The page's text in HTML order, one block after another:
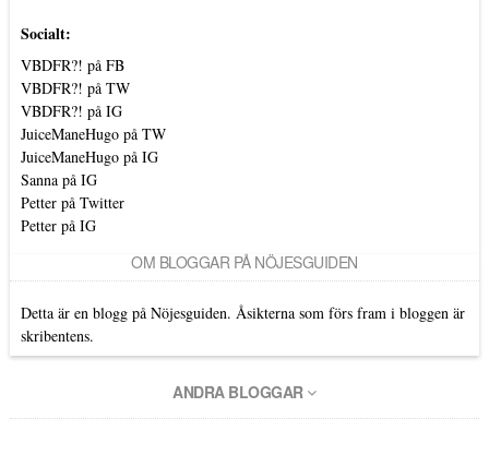
Socialt:
VBDFR?! på FB
VBDFR?! på TW
VBDFR?! på IG
JuiceManeHugo på TW
JuiceManeHugo på IG
Sanna på IG
Petter på Twitter
Petter på IG
OM BLOGGAR PÅ NÖJESGUIDEN
Detta är en blogg på Nöjesguiden. Åsikterna som förs fram i bloggen är
skribentens.
ANDRA BLOGGAR